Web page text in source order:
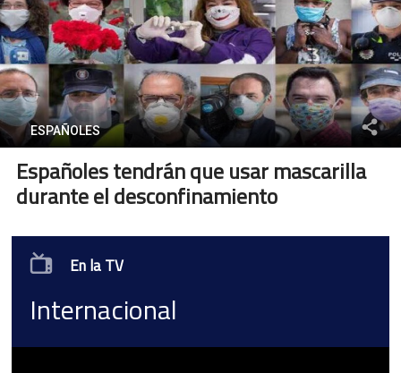
ESPAÑOLES
Españoles tendrán que usar mascarilla
durante el desconfinamiento
En la TV
Internacional